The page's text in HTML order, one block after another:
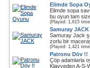
Elimde Sopa
Elimde sopa
bu oyun tam
(Played: 1,615
Samuray JACK
Samuray Jack
zorlu bir
(Played: 1,421
Patronu Döv !!
Çöp adamlarla
Klavyeden A-S-